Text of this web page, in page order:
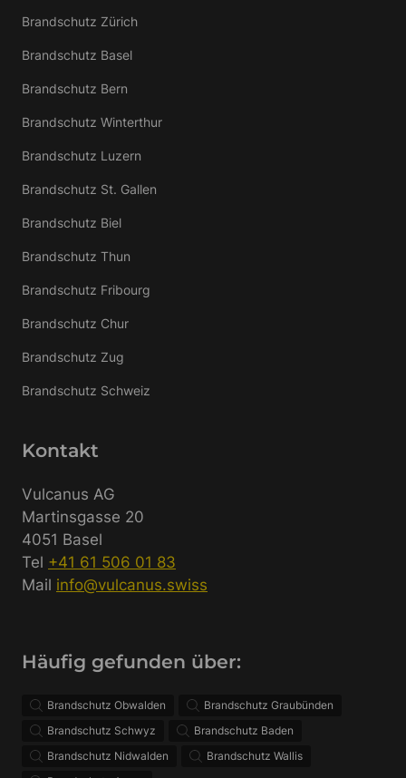
Brandschutz Zürich
Brandschutz Basel
Brandschutz Bern
Brandschutz Winterthur
Brandschutz Luzern
Brandschutz St. Gallen
Brandschutz Biel
Brandschutz Thun
Brandschutz Fribourg
Brandschutz Chur
Brandschutz Zug
Brandschutz Schweiz
Kontakt
Vulcanus AG
Martinsgasse 20
4051 Basel
Tel +41 61 506 01 83
Mail info@vulcanus.swiss
Häufig gefunden über:
Brandschutz Obwalden
Brandschutz Graubünden
Brandschutz Schwyz
Brandschutz Baden
Brandschutz Nidwalden
Brandschutz Wallis